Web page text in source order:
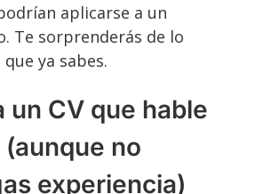
aplicarse a un
Te sorprenderás de lo
ya sabes.
un CV que hable
(aunque no
experiencia)